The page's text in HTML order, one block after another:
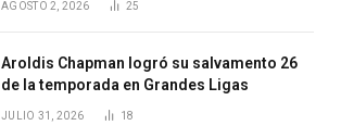
AGOSTO 2, 2026 25
Aroldis Chapman logró su salvamento 26
de la temporada en Grandes Ligas
JULIO 31, 2026 18